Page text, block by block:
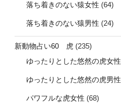
落ち着きのない猿女性 (64)
落ち着きのない猿男性 (24)
新動物占い60 虎 (235)
ゆったりとした悠然の虎女性
ゆったりとした悠然の虎男性
パワフルな虎女性 (68)